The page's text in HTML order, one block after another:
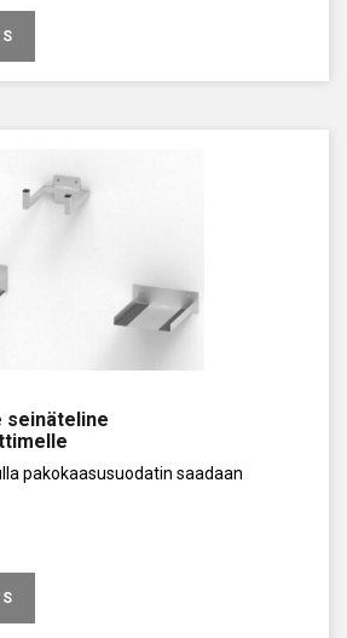
seinäteline
pakokaasusuodatin saadaan